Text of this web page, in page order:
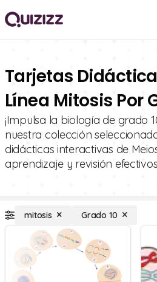
Tarjetas
Línea Mitosis Por
¡Impulsa la biología de grado
nuestra colección
didácticas interactivas de
aprendizaje y revisión
mitosis Grado 10